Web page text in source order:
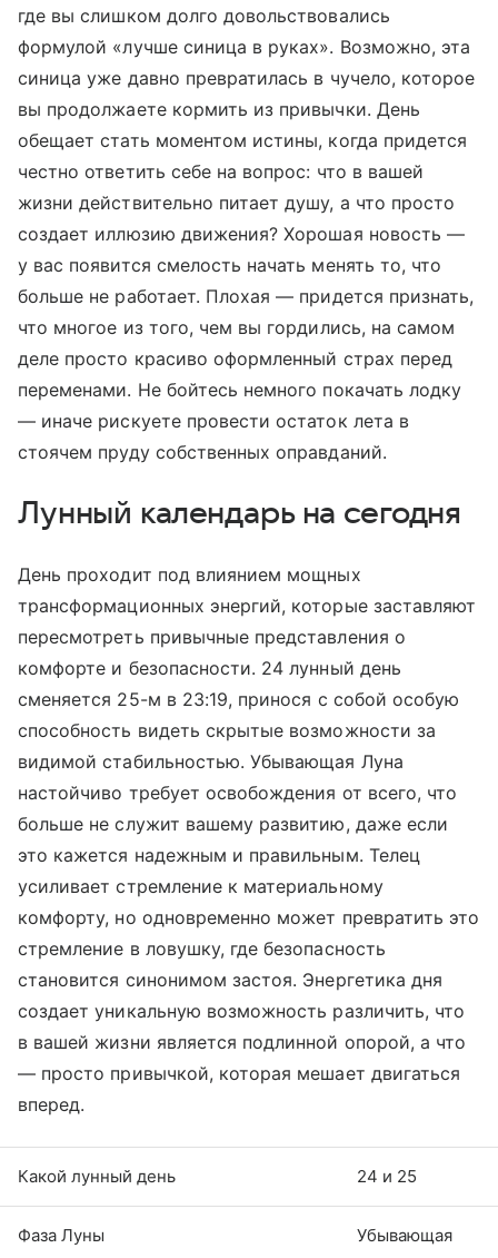
где вы слишком долго довольствовались
формулой «лучше синица в руках». Возможно, эта
синица уже давно превратилась в чучело, которое
вы продолжаете кормить из привычки. День
обещает стать моментом истины, когда придется
честно ответить себе на вопрос: что в вашей
жизни действительно питает душу, а что просто
создает иллюзию движения? Хорошая новость —
у вас появится смелость начать менять то, что
больше не работает. Плохая — придется признать,
что многое из того, чем вы гордились, на самом
деле просто красиво оформленный страх перед
переменами. Не бойтесь немного покачать лодку
— иначе рискуете провести остаток лета в
стоячем пруду собственных оправданий.
Лунный календарь на сегодня
День проходит под влиянием мощных
трансформационных энергий, которые заставляют
пересмотреть привычные представления о
комфорте и безопасности. 24 лунный день
сменяется 25-м в 23:19, принося с собой особую
способность видеть скрытые возможности за
видимой стабильностью. Убывающая Луна
настойчиво требует освобождения от всего, что
больше не служит вашему развитию, даже если
это кажется надежным и правильным. Телец
усиливает стремление к материальному
комфорту, но одновременно может превратить это
стремление в ловушку, где безопасность
становится синонимом застоя. Энергетика дня
создает уникальную возможность различить, что
в вашей жизни является подлинной опорой, а что
— просто привычкой, которая мешает двигаться
вперед.
Какой лунный день 24 и 25
Фаза Луны Убывающая